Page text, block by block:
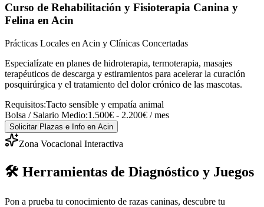
Curso de Rehabilitación y Fisioterapia Canina y
Felina en Acin
Prácticas Locales en Acin y Clínicas Concertadas
Especialízate en planes de hidroterapia, termoterapia, masajes
terapéuticos de descarga y estiramientos para acelerar la curación
posquirúrgica y el tratamiento del dolor crónico de las mascotas.
Requisitos:Tacto sensible y empatía animal
Bolsa / Salario Medio:1.500€ - 2.200€ / mes
Solicitar Plazas e Info en Acin
Zona Vocacional Interactiva
🛠️ Herramientas de Diagnóstico y Juegos
Pon a prueba tu conocimiento de razas caninas, descubre tu